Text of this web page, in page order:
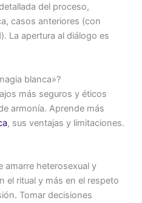
del proceso,
casos anteriores (con
La apertura al diálogo es
blanca»?
más seguros y éticos
armonía. Aprende más
, sus ventajas y limitaciones.
amarre heterosexual y
el ritual y más en el respeto
Tomar decisiones